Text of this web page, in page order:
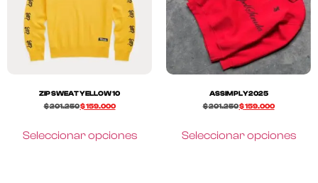
ZIP SWEAT YELLOW 10
$201.250$159.000
Seleccionar opciones
ASSIMPLY2025
$201.250$159.000
Seleccionar opciones